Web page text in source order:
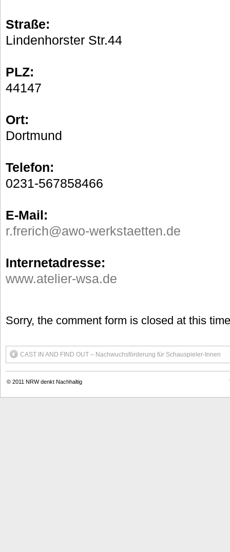
Straße:
Lindenhorster Str.44
PLZ:
44147
Ort:
Dortmund
Telefon:
0231-567858466
E-Mail:
r.frerich@awo-werkstaetten.de
Internetadresse:
www.atelier-wsa.de
Sorry, the comment form is closed at this
CAST IN AND FIND OUT – Nachwuchsförderung für Schauspieler-Innen
© 2011 NRW denkt Nachhaltig